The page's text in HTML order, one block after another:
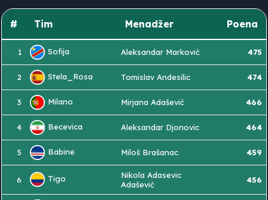
# Tim Menadžer Poena
1 Sofija Aleksandar Marković 475
2 Stela_Rosa Tomislav Andesilic 474
3 Milano Mirjana Adašević 466
4 Becevica Aleksandar Djonovic 464
5 Babine Miloš Brašanac 459
6 Tigo
Nikola Adasevic
Adašević
456